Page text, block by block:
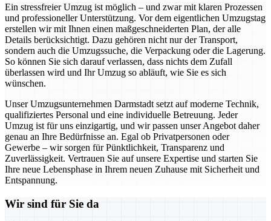
Ein stressfreier Umzug ist möglich – und zwar mit klaren Prozessen
und professioneller Unterstützung. Vor dem eigentlichen Umzugstag
erstellen wir mit Ihnen einen maßgeschneiderten Plan, der alle
Details berücksichtigt. Dazu gehören nicht nur der Transport,
sondern auch die Umzugssuche, die Verpackung oder die Lagerung.
So können Sie sich darauf verlassen, dass nichts dem Zufall
überlassen wird und Ihr Umzug so abläuft, wie Sie es sich
wünschen.
Unser Umzugsunternehmen Darmstadt setzt auf moderne Technik,
qualifiziertes Personal und eine individuelle Betreuung. Jeder
Umzug ist für uns einzigartig, und wir passen unser Angebot daher
genau an Ihre Bedürfnisse an. Egal ob Privatpersonen oder
Gewerbe – wir sorgen für Pünktlichkeit, Transparenz und
Zuverlässigkeit. Vertrauen Sie auf unsere Expertise und starten Sie
Ihre neue Lebensphase in Ihrem neuen Zuhause mit Sicherheit und
Entspannung.
Wir sind für Sie da